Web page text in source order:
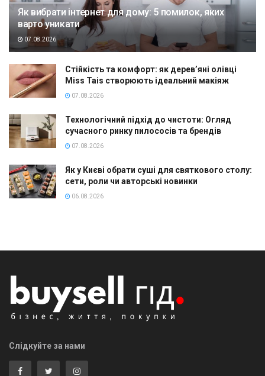
Як вибрати інтернет для дому: 5 помилок, яких
варто уникати
07.08.2026
Стійкість та комфорт: як дерев’яні олівці
Miss Tais створюють ідеальний макіяж
07.08.2026
Технологічний підхід до чистоти: Огляд
сучасного ринку пилососів та брендів
07.08.2026
Як у Києві обрати суші для святкового столу:
сети, роли чи авторські новинки
06.08.2026
Слідкуйте за нами